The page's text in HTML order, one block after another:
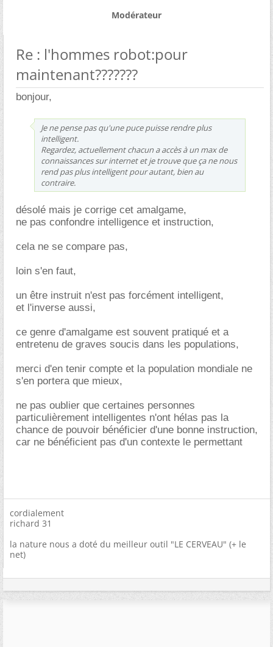
Modérateur
Re : l'hommes robot:pour
maintenant???????
bonjour,
Je ne pense pas qu'une puce puisse rendre plus
intelligent.
Regardez, actuellement chacun a accès à un max de
connaissances sur internet et je trouve que ça ne nous
rend pas plus intelligent pour autant, bien au
contraire.
désolé mais je corrige cet amalgame,
ne pas confondre intelligence et instruction,
cela ne se compare pas,
loin s'en faut,
un être instruit n'est pas forcément intelligent,
et l'inverse aussi,
ce genre d'amalgame est souvent pratiqué et a
entretenu de graves soucis dans les populations,
merci d'en tenir compte et la population mondiale ne
s'en portera que mieux,
ne pas oublier que certaines personnes
particulièrement intelligentes n'ont hélas pas la
chance de pouvoir bénéficier d'une bonne instruction,
car ne bénéficient pas d'un contexte le permettant
cordialement
richard 31
la nature nous a doté du meilleur outil "LE CERVEAU" (+ le
net)